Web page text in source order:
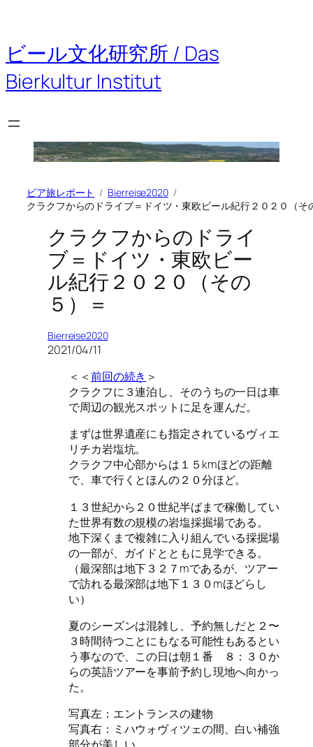
を
ス
キ
ッ
ビール文化研究所 / Das
Bierkultur Institut
ビア旅レポート
Bierreise2020
クラクフからのドライブ＝ドイツ・東欧ビール紀行２０２０（そ
クラクフからのドライ
ブ＝ドイツ・東欧ビー
ル紀行２０２０（その
５）＝
Bierreise2020
2021/04/11
＜＜前回の続き ＞
クラクフに３連泊し、そのうちの一日は車
で周辺の観光スポットに足を運んだ。
まずは世界遺産にも指定されているヴィエ
リチカ岩塩坑。
クラクフ中心部からは１５kmほどの距離
で、車で行くとほんの２０分ほど。
１３世紀から２０世紀半ばまで稼働してい
た世界有数の規模の岩塩採掘場である。
地下深くまで複雑に入り組んでいる採掘場
の一部が、ガイドとともに見学できる。
（最深部は地下３２７mであるが、ツアー
で訪れる最深部は地下１３０mほどらし
い）
夏のシーズンは混雑し、予約無しだと２〜
３時間待つことにもなる可能性もあるとい
う事なので、この日は朝１番 ８：３０か
らの英語ツアーを事前予約し現地へ向かっ
た。
写真左：エントランスの建物
写真右：ミハウォヴィツェの間、白い補強